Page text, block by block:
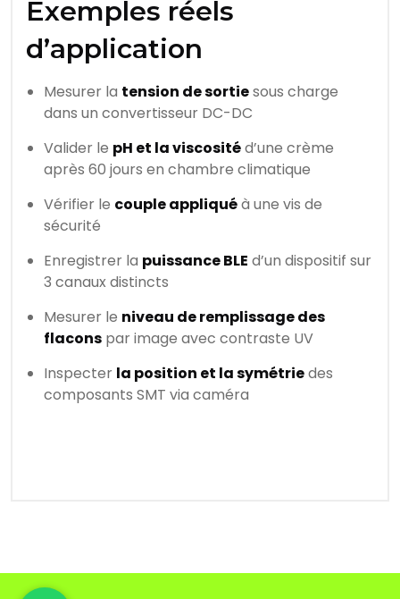
Exemples réels
d’application
Mesurer la tension de sortiesous charge
dans un convertisseur DC-DC
Valider le pH et la viscositéd’une crème
après 60 jours en chambre climatique
Vérifier le couple appliquéà une vis de
sécurité
Enregistrer la puissance BLE d’un dispositif sur
3 canaux distincts
Mesurer le niveau de remplissage des
flacons par image avec contraste UV
Inspecter la position et la symétriedes
composants SMT via caméra